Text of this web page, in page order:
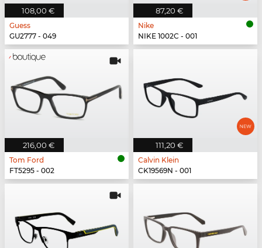
108,00 €
Guess
GU2777 - 049
87,20 €
Nike
NIKE 1002C - 001
216,00 €
Tom Ford
FT5295 - 002
111,20 €
Calvin Klein
CK19569N - 001